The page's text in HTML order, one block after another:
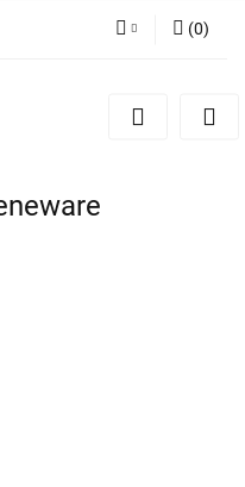
Zarejestruj się
(0)